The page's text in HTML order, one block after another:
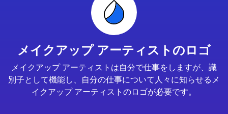
メイクアップ アーティストのロゴ
メイクアップ アーティストは自分で仕事をしますが、識
別子として機能し、自分の仕事について人々に知らせるメ
イクアップ アーティストのロゴが必要です。